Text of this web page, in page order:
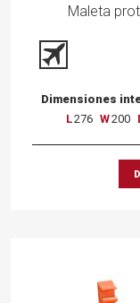
Maleta
Dimensiones
L276 W200